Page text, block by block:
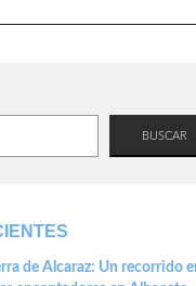
BUSCAR
de Alcaraz: Un recorrido